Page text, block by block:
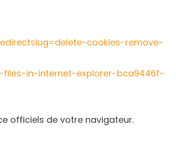
cookies-remove-
in-internet-explorer-bca9446f-
officiels de votre navigateur.